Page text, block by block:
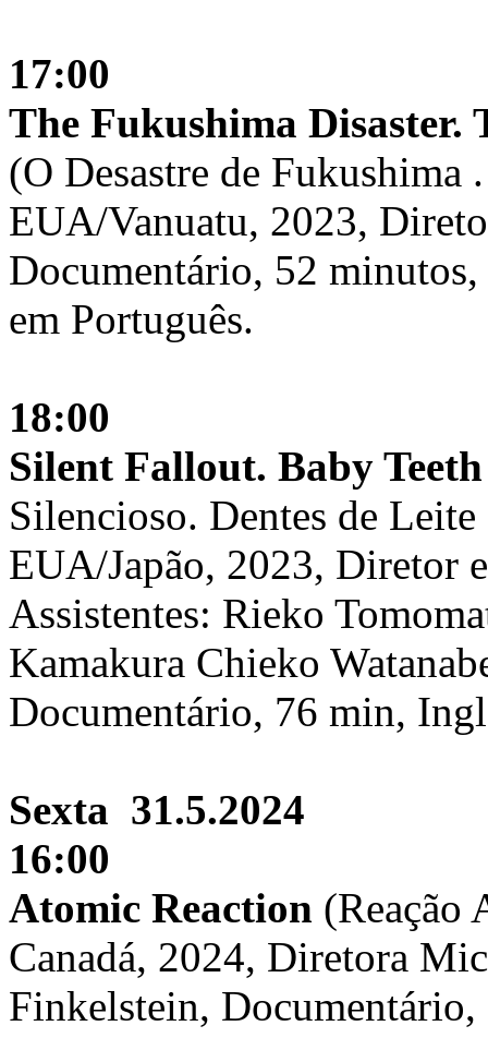
17:00
The Fukushima Disaster.
(O Desastre de
EUA/Vanuatu, 2023,
Documentário, 52 minutos,
em Português.
18:00
Silent Fallout. Baby
Silencioso. Dentes de
EUA/Japão, 2023, Diretor
Assistentes: Rieko
Kamakura Chieko
Documentário, 76 min,
Sexta 31.5.2024
16:00
Atomic Reaction (Reação
Canadá, 2024, Diretora
Finkelstein,